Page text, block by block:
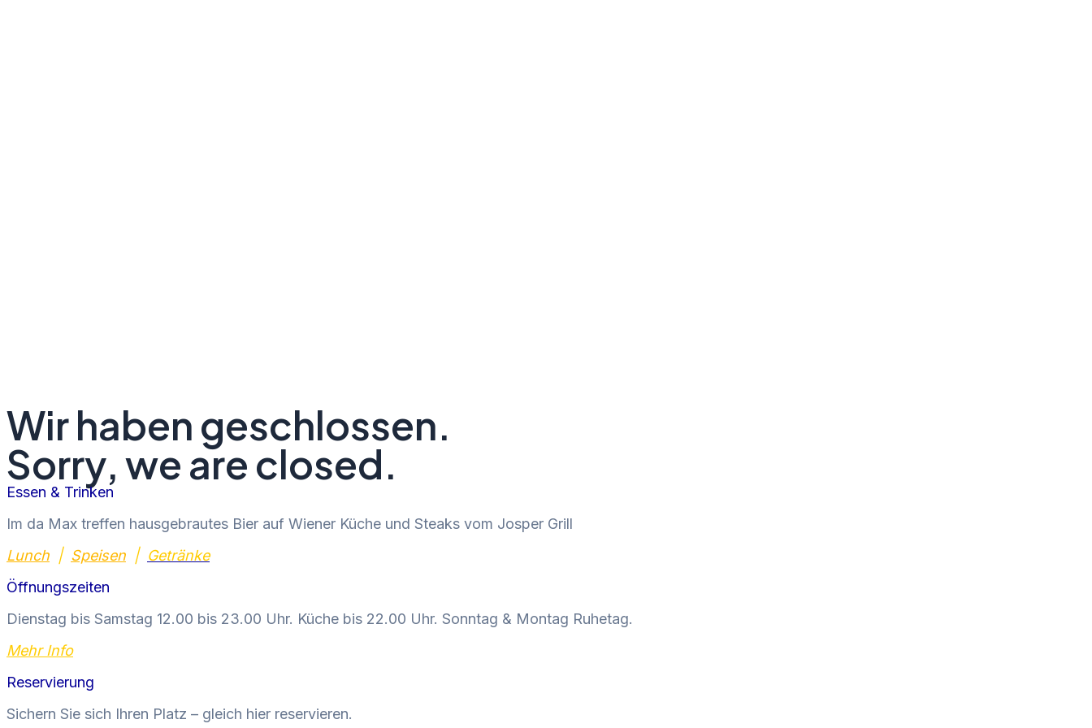
Wir haben geschlossen.
Sorry, we are closed.
Essen & Trinken
Im da Max treffen hausgebrautes Bier auf Wiener Küche und Steaks vom Josper Grill
Lunch | Speisen | Getränke
Öffnungszeiten
Dienstag bis Samstag 12.00 bis 23.00 Uhr. Küche bis 22.00 Uhr. Sonntag & Montag Ruhetag.
Mehr Info
Reservierung
Sichern Sie sich Ihren Platz – gleich hier reservieren.